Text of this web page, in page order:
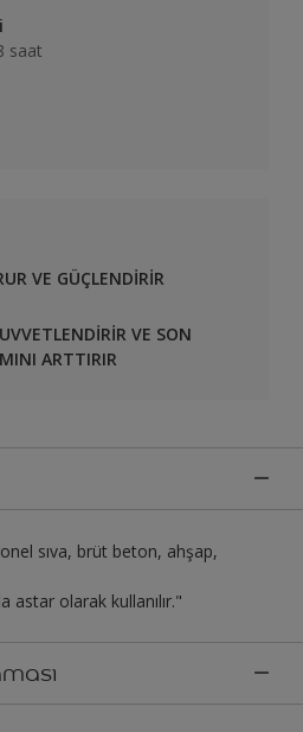
saat
VE GÜÇLENDİRİR
VE SON
ARTTIRIR
sıva, brüt beton, ahşap,
astar olarak kullanılır."